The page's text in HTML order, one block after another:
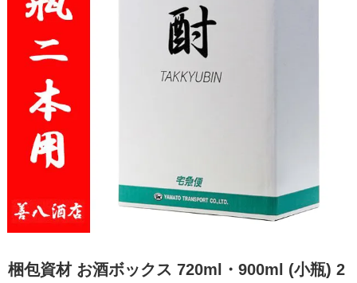
梱包資材 お酒ボックス 720ml・900ml (小瓶) 2